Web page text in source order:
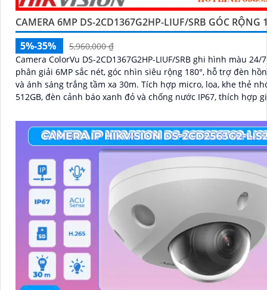
CAMERA 6MP DS-2CD1367G2HP-LIUF/SRB GÓC RỘNG
5%-35%
5,960,000 ₫
Camera ColorVu DS-2CD1367G2HP-LIUF/SRB ghi hình màu 24/
phân giải 6MP sắc nét, góc nhìn siêu rộng 180°, hỗ trợ đèn
và ánh sáng trắng tầm xa 30m. Tích hợp micro, loa, khe thẻ nhớ đến
512GB, đèn cảnh báo xanh đỏ và chống nước IP67, thích hợp